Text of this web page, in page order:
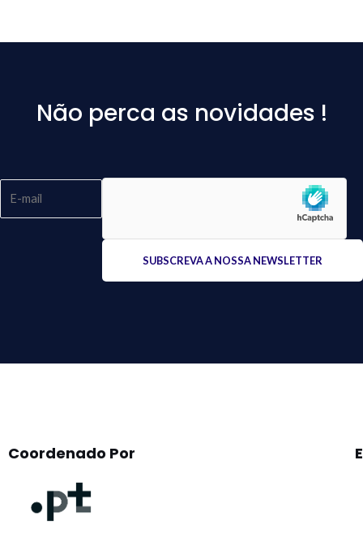
Não perca as novidades !
Coordenado Por